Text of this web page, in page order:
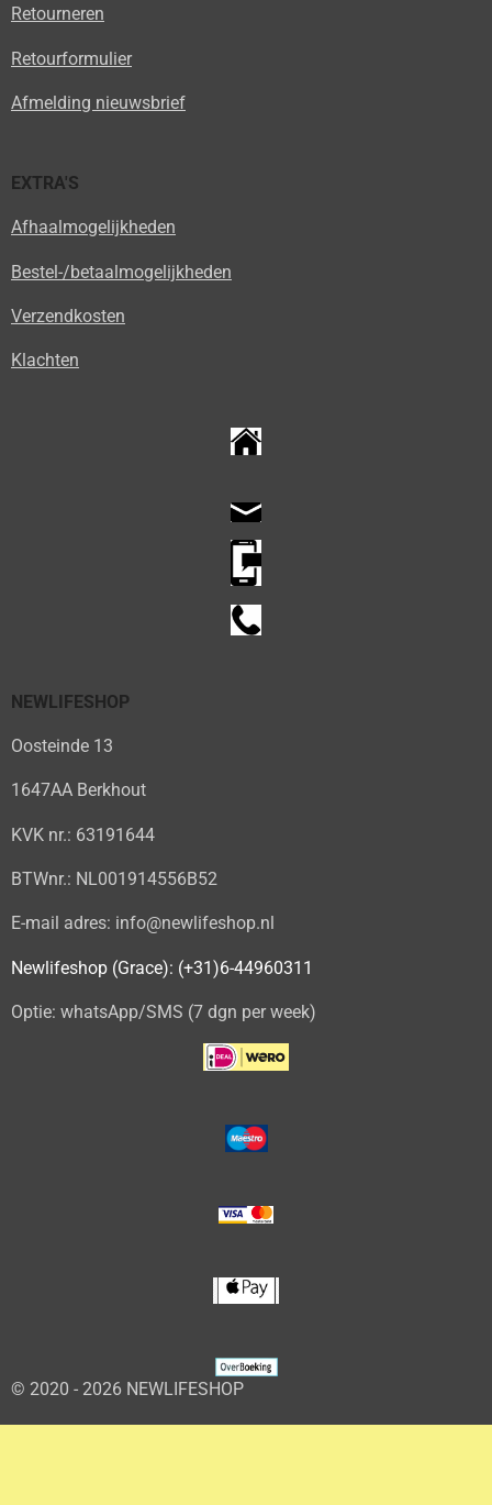
Retourneren
Retourformulier
Afmelding nieuwsbrief
EXTRA'S
Afhaalmogelijkheden
Bestel-/betaalmogelijkheden
Verzendkosten
Klachten
NEWLIFESHOP
Oosteinde 13
1647AA Berkhout
KVK nr.: 63191644
BTWnr.: NL001914556B52
E-mail adres: info@newlifeshop.nl
Newlifeshop (Grace): (+31)6-44960311
Optie: whatsApp/SMS (7 dgn per week)
© 2020 - 2026 NEWLIFESHOP